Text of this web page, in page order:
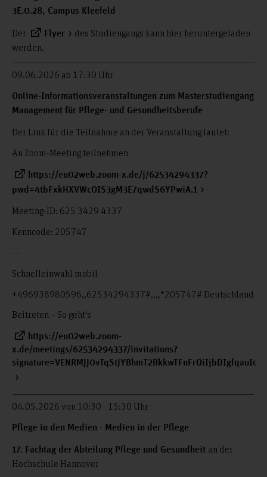
3E.0.28, Campus Kleefeld
Der Flyer
des Studiengangs kann hier heruntergeladen
werden.
09.06.2026 ab 17:30 Uhr
Online-Informationsveranstaltungen zum Masterstudiengang
Management für Pflege- und Gesundheitsberufe
Der Link für die Teilnahme an der Veranstaltung lautet:
An Zoom-Meeting teilnehmen
https://eu02web.zoom-x.de/j/62534294337?
pwd=4tbFxkHXVWcOIS3gM3E7qwdS6YPwiA.1
Meeting-ID: 625 3429 4337
Kenncode: 205747
---
Schnelleinwahl mobil
+496938980596,,62534294337#,,,,*205747# Deutschland
Beitreten – So geht's
https://eu02web.zoom-
x.de/meetings/62534294337/invitations?
signature=VENRMJJ0vTqStJYBhmT2BkkwTFnFrOiIjbDIgfqauIc
04.05.2026 von 10:30 - 15:30 Uhr
Pflege in den Medien - Medien in der Pflege
17. Fachtag der Abteilung Pflege und Gesundheit an der
Hochschule Hannover